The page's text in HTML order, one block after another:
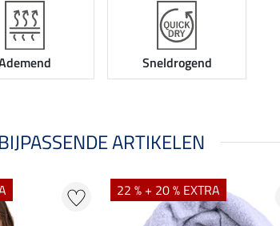
Sneldrogend
BIJPASSENDE ARTIKELEN
22 % + 20 % EXTRA